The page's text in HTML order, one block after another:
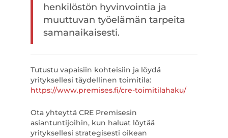
henkilöstön hyvinvointia ja
muuttuvan työelämän tarpeita
samanaikaisesti.
Tutustu vapaisiin kohteisiin ja löydä
yrityksellesi täydellinen toimitila:
https://www.premises.fi/cre-toimitilahaku/
Ota yhteyttä CRE Premisesin
asiantuntijoihin, kun haluat löytää
yrityksellesi strategisesti oikean